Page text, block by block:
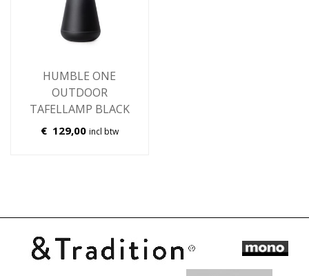
HUMBLE ONE
OUTDOOR
TAFELLAMP BLACK
€ 129,00 incl btw